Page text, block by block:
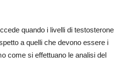
quando i livelli di testosterone
a quelli che devono essere i
come si effettuano le analisi del